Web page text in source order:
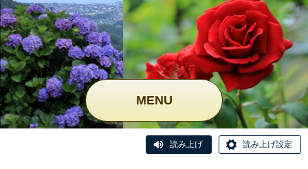
MENU
読み上げ 読み上げ設定